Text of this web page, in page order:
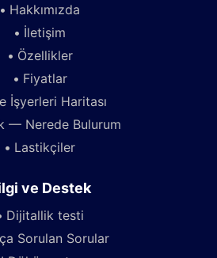
Hakkımızda
İletişim
Özellikler
Fiyatlar
İşyerleri Haritası
— Nerede Bulurum
Lastikçiler
ve Destek
Dijitallik testi
Sorulan Sorular